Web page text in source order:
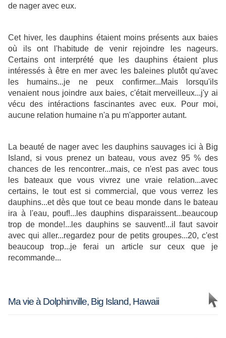
de nager avec eux.
Cet hiver, les dauphins étaient moins présents aux baies
où ils ont l'habitude de venir rejoindre les nageurs.
Certains ont interprété que les dauphins étaient plus
intéressés à être en mer avec les baleines plutôt qu'avec
les humains...je ne peux confirmer...Mais lorsqu'ils
venaient nous joindre aux baies, c'était merveilleux...j'y ai
vécu des intéractions fascinantes avec eux. Pour moi,
aucune relation humaine n'a pu m'apporter autant.
La beauté de nager avec les dauphins sauvages ici à Big
Island, si vous prenez un bateau, vous avez 95 % des
chances de les rencontrer...mais, ce n'est pas avec tous
les bateaux que vous vivrez une vraie relation...avec
certains, le tout est si commercial, que vous verrez les
dauphins...et dès que tout ce beau monde dans le bateau
ira à l'eau, pouf!...les dauphins disparaissent...beaucoup
trop de monde!...les dauphins se sauvent!...il faut savoir
avec qui aller...regardez pour de petits groupes...20, c'est
beaucoup trop...je ferai un article sur ceux que je
recommande...
Ma vie à Dolphinville, Big Island, Hawaii